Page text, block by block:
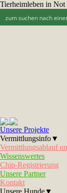
Tierheimleben in Not
Unsere Projekte
Vermittlungsinfo▼
Vermittlungsablauf
Wissenswertes
Chip-Registrierung
Unsere Partner
Kontakt